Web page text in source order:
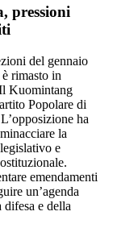
pressioni
del gennaio
rimasto in
Kuomintang
Popolare di
ha
la
e
emendamenti
un’agenda
e della